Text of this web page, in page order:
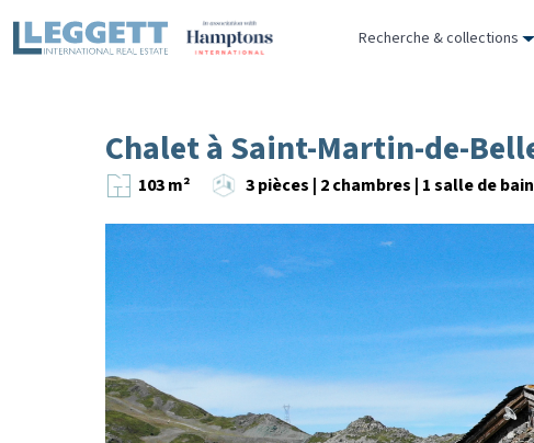
Recherche & collections
Chalet à Saint-Martin-de-
103 m² 3 pièces | 2 chambres | 1 salle de bain